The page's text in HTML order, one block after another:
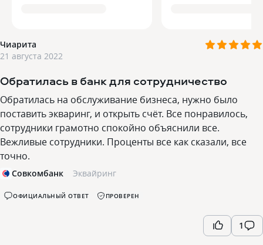
Чиарита
21 августа 2022
Обратилась в банк для сотрудничество
Обратилась на обслуживание бизнеса, нужно было
поставить экваринг, и открыть счёт. Все понравилось,
сотрудники грамотно спокойно объяснили все.
Вежливые сотрудники. Проценты все как сказали, все
точно.
Совкомбанк Эквайринг
ОФИЦИАЛЬНЫЙ ОТВЕТ ПРОВЕРЕН
1